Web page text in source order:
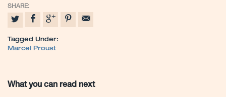
Tagged Under:
Marcel Proust
What you can read next